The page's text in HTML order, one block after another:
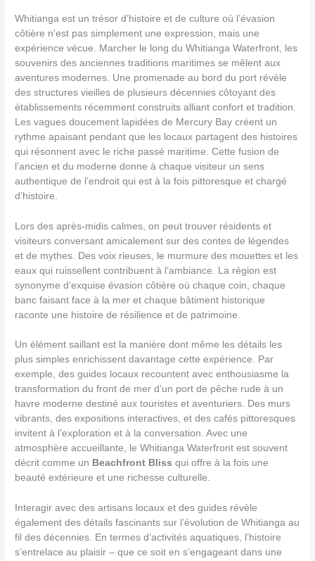
Whitianga est un trésor d’histoire et de culture où l’évasion
côtière n’est pas simplement une expression, mais une
expérience vécue. Marcher le long du Whitianga Waterfront, les
souvenirs des anciennes traditions maritimes se mêlent aux
aventures modernes. Une promenade au bord du port révèle
des structures vieilles de plusieurs décennies côtoyant des
établissements récemment construits alliant confort et tradition.
Les vagues doucement lapidées de Mercury Bay créent un
rythme apaisant pendant que les locaux partagent des histoires
qui résonnent avec le riche passé maritime. Cette fusion de
l’ancien et du moderne donne à chaque visiteur un sens
authentique de l’endroit qui est à la fois pittoresque et chargé
d’histoire.
Lors des après-midis calmes, on peut trouver résidents et
visiteurs conversant amicalement sur des contes de légendes
et de mythes. Des voix rieuses, le murmure des mouettes et les
eaux qui ruissellent contribuent à l’ambiance. La région est
synonyme d’exquise évasion côtière où chaque coin, chaque
banc faisant face à la mer et chaque bâtiment historique
raconte une histoire de résilience et de patrimoine.
Un élément saillant est la manière dont même les détails les
plus simples enrichissent davantage cette expérience. Par
exemple, des guides locaux recountent avec enthousiasme la
transformation du front de mer d’un port de pêche rude à un
havre moderne destiné aux touristes et aventuriers. Des murs
vibrants, des expositions interactives, et des cafés pittoresques
invitent à l’exploration et à la conversation. Avec une
atmosphère accueillante, le Whitianga Waterfront est souvent
décrit comme un Beachfront Bliss qui offre à la fois une
beauté extérieure et une richesse culturelle.
Interagir avec des artisans locaux et des guides révèle
également des détails fascinants sur l’évolution de Whitianga au
fil des décennies. En termes d’activités aquatiques, l’histoire
s’entrelace au plaisir – que ce soit en s’engageant dans une